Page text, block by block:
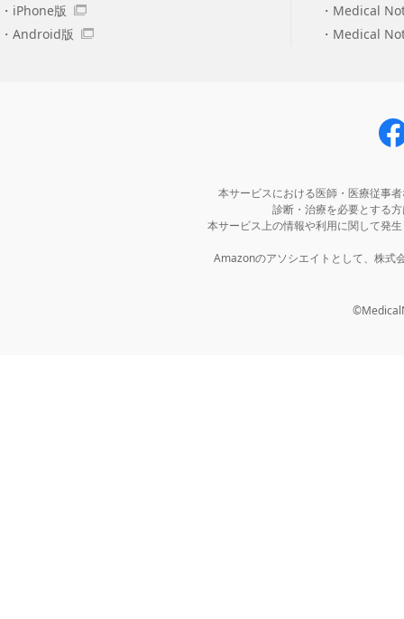
iPhone版
Android版
Medical
Medical
本サービスにおける医師・医療従事
診断・治療を必要とする
本サービス上の情報や利用に関して発
Amazonのアソシエイトとして、株式